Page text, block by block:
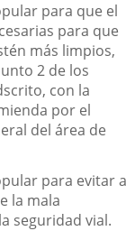
para que el
para que
más limpios,
2 de los
con la
por el
del área de
para evitar a
la mala
seguridad vial.